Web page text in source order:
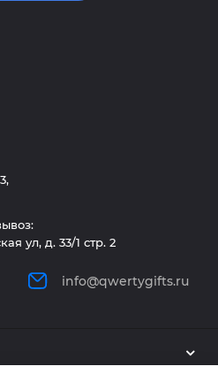
ул, д. 33/1 стр. 2
info@qwertygifts.ru